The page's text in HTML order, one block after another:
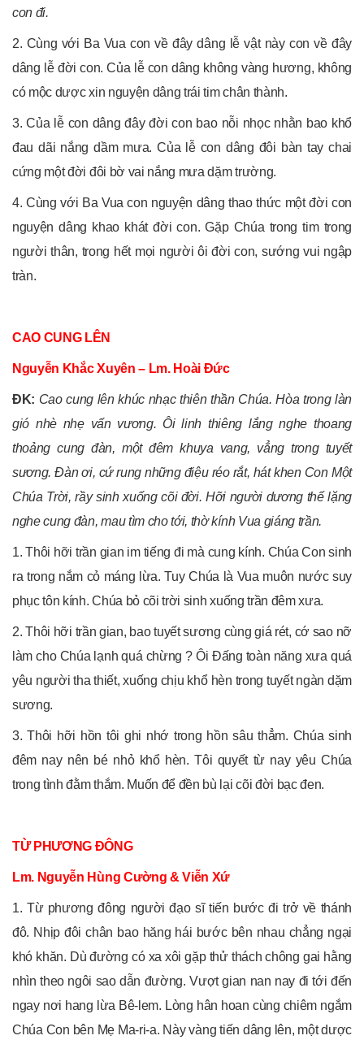
con đi.
2. Cùng với Ba Vua con về đây dâng lễ vật này con về đây
dâng lễ đời con. Của lễ con dâng không vàng hương, không
có mộc dược xin nguyện dâng trái tim chân thành.
3. Của lễ con dâng đây đời con bao nỗi nhọc nhằn bao khổ
đau dãi nắng dầm mưa. Của lễ con dâng đôi bàn tay chai
cứng một đời đôi bờ vai nắng mưa dặm trường.
4. Cùng với Ba Vua con nguyện dâng thao thức một đời con
nguyện dâng khao khát đời con. Gặp Chúa trong tim trong
người thân, trong hết mọi người ôi đời con, sướng vui ngập
tràn.
CAO CUNG LÊN
Nguyễn Khắc Xuyên – Lm. Hoài Đức
ÐK: Cao cung lên khúc nhạc thiên thần Chúa. Hòa trong làn
gió nhè nhẹ vấn vương. Ôi linh thiêng lắng nghe thoang
thoảng cung đàn, một đêm khuya vang, vẳng trong tuyết
sương. Ðàn ơi, cứ rung những điệu réo rắt, hát khen Con Một
Chúa Trời, rầy sinh xuống cõi đời. Hỡi người dương thế lặng
nghe cung đàn, mau tìm cho tới, thờ kính Vua giáng trần.
1. Thôi hỡi trần gian im tiếng đi mà cung kính. Chúa Con sinh
ra trong nắm cỏ máng lừa. Tuy Chúa là Vua muôn nước suy
phục tôn kính. Chúa bỏ cõi trời sinh xuống trần đêm xưa.
2. Thôi hỡi trần gian, bao tuyết sương cùng giá rét, cớ sao nỡ
làm cho Chúa lạnh quá chừng ? Ôi Ðấng toàn năng xưa quá
yêu người tha thiết, xuống chịu khổ hèn trong tuyết ngàn dặm
sương.
3. Thôi hỡi hồn tôi ghi nhớ trong hồn sâu thẳm. Chúa sinh
đêm nay nên bé nhỏ khổ hèn. Tôi quyết từ nay yêu Chúa
trong tình đằm thắm. Muốn để đền bù lại cõi đời bạc đen.
TỪ PHƯƠNG ĐÔNG
Lm. Nguyễn Hùng Cường & Viễn Xứ
1. Từ phương đông người đạo sĩ tiến bước đi trở về thánh
đô. Nhịp đôi chân bao hăng hái bước bên nhau chẳng ngại
khó khăn. Dù đường có xa xôi gặp thử thách chông gai hằng
nhìn theo ngôi sao dẫn đường. Vượt gian nan nay đi tới đến
ngay nơi hang lừa Bê-lem. Lòng hân hoan cùng chiêm ngắm
Chúa Con bên Mẹ Ma-ri-a. Này vàng tiến dâng lên, một dược